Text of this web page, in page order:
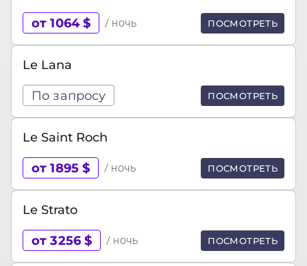
от 1064 $ / ночь ПОСМОТРЕТЬ
Le Lana
По запросу ПОСМОТРЕТЬ
Le Saint Roch
от 1895 $ / ночь ПОСМОТРЕТЬ
Le Strato
от 3256 $ / ночь ПОСМОТРЕТЬ